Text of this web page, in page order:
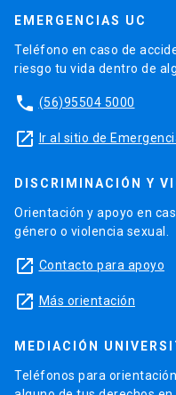
EMERGENCIAS UC
Teléfono en caso de
riesgo tu vida dentro de
phone (56)95504 5000
launch Ir al sitio de
DISCRIMINACIÓN Y
Orientación y apoyo en
género o violencia sexual.
launch Contacto para apoyo
launch Más orientación
MEDIACIÓN
Teléfonos para